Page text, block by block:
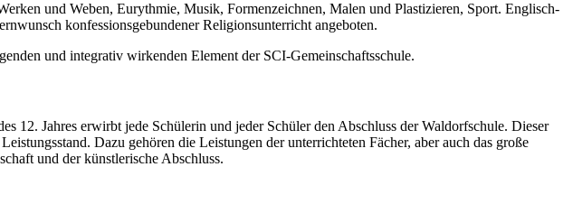
und Weben, Eurythmie, Musik, Formenzeichnen, Malen und Plastizieren, Sport. Englisch-
konfessionsgebundener Religionsunterricht angeboten.
und integrativ wirkenden Element der SCI-Gemeinschaftsschule.
12. Jahres erwirbt jede Schülerin und jeder Schüler den Abschluss der Waldorfschule. Dieser
Dazu gehören die Leistungen der unterrichteten Fächer, aber auch das große
und der künstlerische Abschluss.